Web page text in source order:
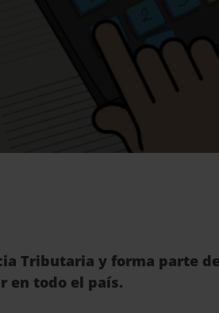
Tributaria y forma parte
en todo el país.